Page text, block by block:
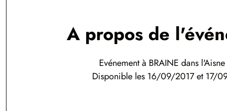
A propos de
Evénement à BRAINE dans
Disponible les 16/09/2017 et 17/